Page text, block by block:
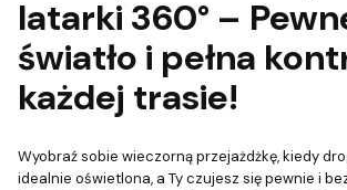
latarki 360° –
światło i pełna
każdej trasie!
Wyobraź sobie wieczorną przejażdżkę, kiedy
idealnie oświetlona, a Ty czujesz się pewnie i